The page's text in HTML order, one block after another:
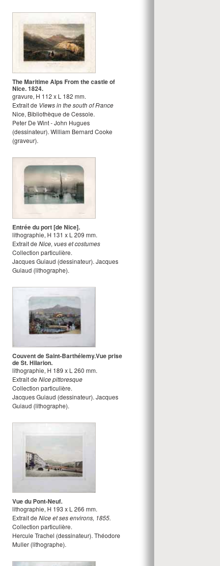
The Maritime Alps From the castle of
Nice. 1824.
gravure, H 112 x L 182 mm.
Extrait de Views in the south of France
Nice, Bibliothèque de Cessole.
Peter De Wint - John Hugues
(dessinateur). William Bernard Cooke
(graveur).
Entrée du port [de Nice].
lithographie, H 131 x L 209 mm.
Extrait de Nice, vues et costumes
Collection particulière.
Jacques Guiaud (dessinateur). Jacques
Guiaud (lithographe).
Couvent de Saint-Barthélemy.Vue prise
de St. Hilarion.
lithographie, H 189 x L 260 mm.
Extrait de Nice pittoresque
Collection particulière.
Jacques Guiaud (dessinateur). Jacques
Guiaud (lithographe).
Vue du Pont-Neuf.
lithographie, H 193 x L266 mm.
Extrait de Nice et ses environs, 1855.
Collection particulière.
Hercule Trachel (dessinateur).Théodore
Muller (lithographe).